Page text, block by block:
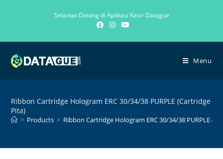
Selamat Datang di Aplikasi Kasir Datague
Menu
Ribbon Cartridge Hologram ERC 30/34/38 PURPLE (Cartridge
Pita)
> Products > Ribbon Cartridge Hologram ERC 30/34/38 PURPLE